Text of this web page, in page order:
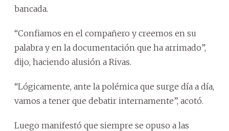
bancada.
“Confiamos en el compañero y creemos en su
palabra y en la documentación que ha arrimado”,
dijo, haciendo alusión a Rivas.
“Lógicamente, ante la polémica que surge día a día,
vamos a tener que debatir internamente”, acotó.
Luego manifestó que siempre se opuso a las